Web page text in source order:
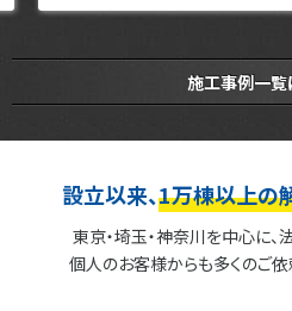
施工事例一覧
設立以来、1万棟以上の
東京・埼玉・神奈川を中心に、
個人のお客様からも多くのご依